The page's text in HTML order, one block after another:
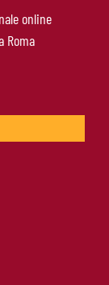
concentrato sul
e Dovbyk
online
Roma